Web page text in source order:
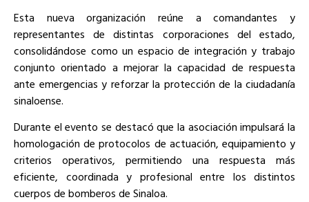
Esta nueva organización reúne a comandantes y
representantes de distintas corporaciones del estado,
consolidándose como un espacio de integración y trabajo
conjunto orientado a mejorar la capacidad de respuesta
ante emergencias y reforzar la protección de la ciudadanía
sinaloense.
Durante el evento se destacó que la asociación impulsará la
homologación de protocolos de actuación, equipamiento y
criterios operativos, permitiendo una respuesta más
eficiente, coordinada y profesional entre los distintos
cuerpos de bomberos de Sinaloa.